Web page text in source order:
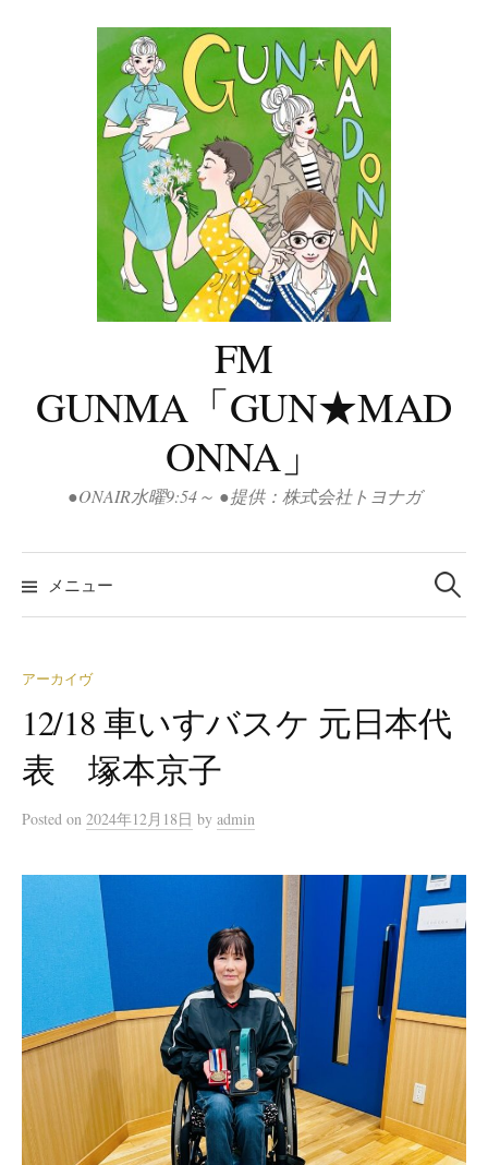
FM
GUNMA「GUN★MAD
ONNA」
●ONAIR水曜9:54～ ●提供：株式会社トヨナガ
メニュー
検
索:
アーカイヴ
12/18 車いすバスケ 元日本代
表 塚本京子
Posted on 2024年12月18日 by admin